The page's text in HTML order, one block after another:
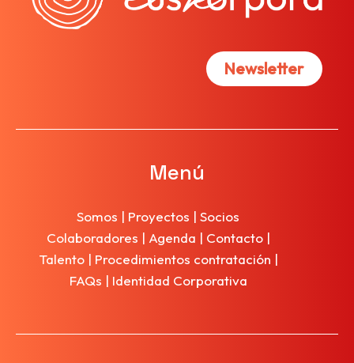
Newsletter
Menú
Somos | Proyectos | Socios
Colaboradores | Agenda | Contacto|
Talento| Procedimientos contratación |
FAQs | Identidad Corporativa